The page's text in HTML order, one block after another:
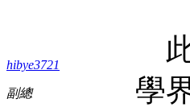
hibye3721
副總
學